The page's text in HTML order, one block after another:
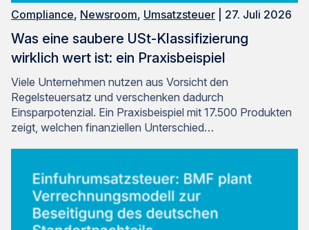
Compliance, Newsroom, Umsatzsteuer | 27. Juli 2026
Was eine saubere USt-Klassifizierung
wirklich wert ist: ein Praxisbeispiel
Viele Unternehmen nutzen aus Vorsicht den
Regelsteuersatz und verschenken dadurch
Einsparpotenzial. Ein Praxisbeispiel mit 17.500 Produkten
zeigt, welchen finanziellen Unterschied…